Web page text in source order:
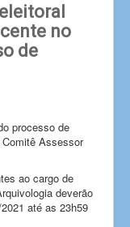
no
de
processo de
Assessor
ao cargo de
deverão
até as 23h59